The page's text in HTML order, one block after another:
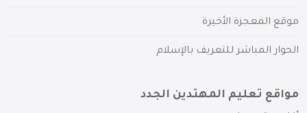
موقع المعجزة الأخيرة
الحوار المباشر للتعريف بالإسلام
مواقع تعليم المهتدين الجدد